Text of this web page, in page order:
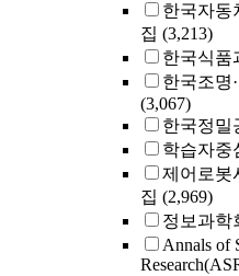
한국자동
집 (3,213)
한국식품
한국조명
(3,067)
한국정밀
학습자중
제어로봇
집 (2,969)
정보과학
Annals of